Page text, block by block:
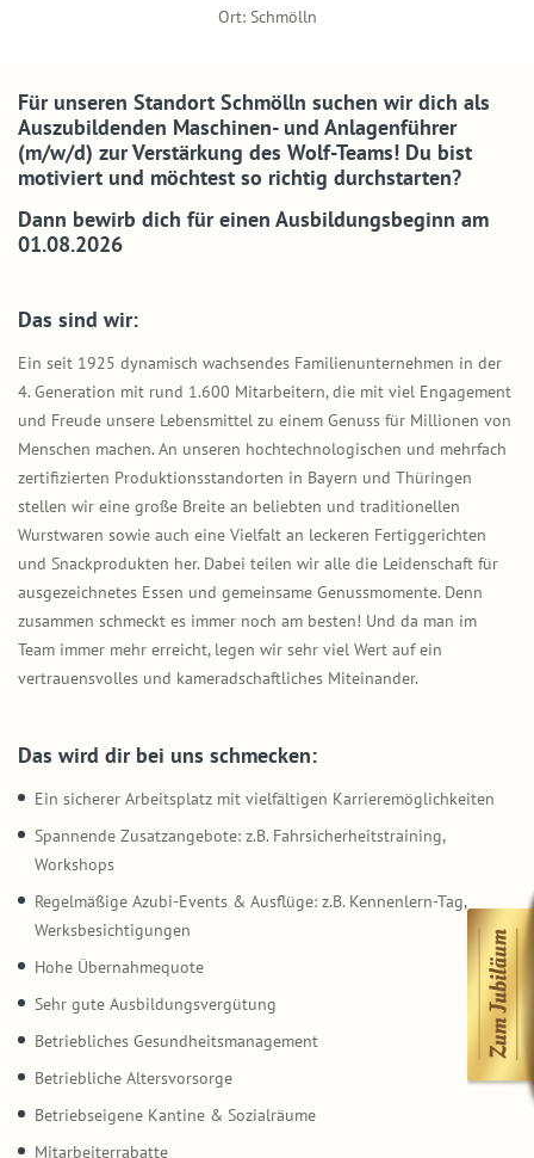
Ort: Schmölln
Für unseren Standort Schmölln suchen wir dich als
Auszubildenden Maschinen- und Anlagenführer
(m/w/d) zur Verstärkung des Wolf-Teams! Du bist
motiviert und möchtest so richtig durchstarten?
Dann bewirb dich für einen Ausbildungsbeginn am
01.08.2026
Das sind wir:
Ein seit 1925 dynamisch wachsendes Familienunternehmen in der
4. Generation mit rund 1.600 Mitarbeitern, die mit viel Engagement
und Freude unsere Lebensmittel zu einem Genuss für Millionen von
Menschen machen. An unseren hochtechnologischen und mehrfach
zertifizierten Produktionsstandorten in Bayern und Thüringen
stellen wir eine große Breite an beliebten und traditionellen
Wurstwaren sowie auch eine Vielfalt an leckeren Fertiggerichten
und Snackprodukten her. Dabei teilen wir alle die Leidenschaft für
ausgezeichnetes Essen und gemeinsame Genussmomente. Denn
zusammen schmeckt es immer noch am besten! Und da man im
Team immer mehr erreicht, legen wir sehr viel Wert auf ein
vertrauensvolles und kameradschaftliches Miteinander.
Das wird dir bei uns schmecken:
Ein sicherer Arbeitsplatz mit vielfältigen Karrieremöglichkeiten
Spannende Zusatzangebote: z.B. Fahrsicherheitstraining,
Workshops
Regelmäßige Azubi-Events & Ausflüge: z.B. Kennenlern-Tag,
Werksbesichtigungen
Hohe Übernahmequote
Sehr gute Ausbildungsvergütung
Betriebliches Gesundheitsmanagement
Betriebliche Altersvorsorge
Betriebseigene Kantine & Sozialräume
Mitarbeiterrabatte